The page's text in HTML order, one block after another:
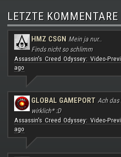
LETZTE KOMMENTARE
HMZ CSGN Mein ja nur..
Finds nicht so schlimm
Assassin's Creed Odyssey: Video-
ago
GLOBAL GAMEPORT Ach
wirklich* :D
Assassin's Creed Odyssey: Video-
ago